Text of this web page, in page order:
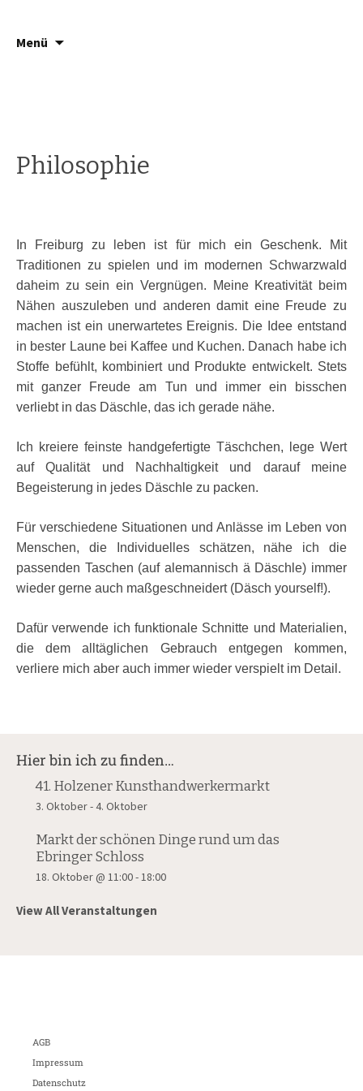
Häsch ä Däsch
Menü
Philosophie
In Freiburg zu leben ist für mich ein Geschenk. Mit
Traditionen zu spielen und im modernen Schwarzwald
daheim zu sein ein Vergnügen. Meine Kreativität beim
Nähen auszuleben und anderen damit eine Freude zu
machen ist ein unerwartetes Ereignis. Die Idee entstand
in bester Laune bei Kaffee und Kuchen. Danach habe ich
Stoffe befühlt, kombiniert und Produkte entwickelt. Stets
mit ganzer Freude am Tun und immer ein bisschen
verliebt in das Däschle, das ich gerade nähe.
Ich kreiere feinste handgefertigte Täschchen, lege Wert
auf Qualität und Nachhaltigkeit und darauf meine
Begeisterung in jedes Däschle zu packen.
Für verschiedene Situationen und Anlässe im Leben von
Menschen, die Individuelles schätzen, nähe ich die
passenden Taschen (auf alemannisch ä Däschle) immer
wieder gerne auch maßgeschneidert (Däsch yourself!).
Dafür verwende ich funktionale Schnitte und Materialien,
die dem alltäglichen Gebrauch entgegen kommen,
verliere mich aber auch immer wieder verspielt im Detail.
Hier bin ich zu finden…
41. Holzener Kunsthandwerkermarkt
3. Oktober-4. Oktober
Markt der schönen Dinge rund um das
Ebringer Schloss
18. Oktober @ 11:00-18:00
View All Veranstaltungen
AGB
Impressum
Datenschutz